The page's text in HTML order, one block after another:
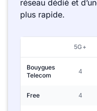
réseau dédié et
plus rapide.
5G+
Bouygues
Telecom
4
Free 4